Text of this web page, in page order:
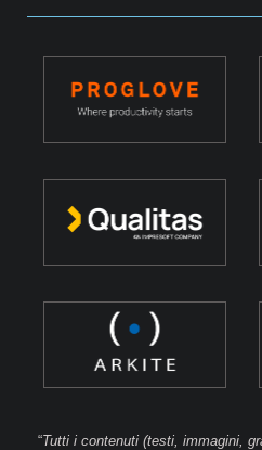
“Tutti i contenuti (testi, immagini,